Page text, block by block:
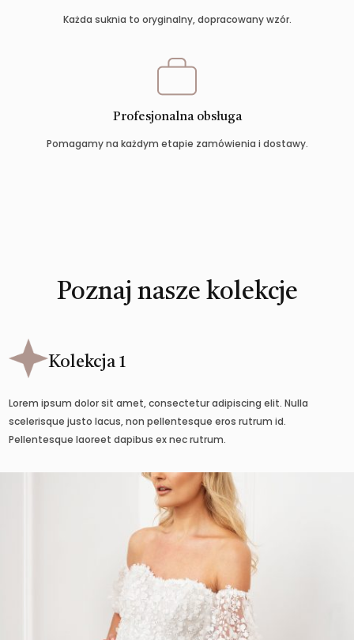
Każda suknia to oryginalny, dopracowany wzór.
Profesjonalna obsługa
Pomagamy na każdym etapie zamówienia i dostawy.
Poznaj nasze kolekcje
Kolekcja 1
Lorem ipsum dolor sit amet, consectetur adipiscing elit. Nulla
scelerisque justo lacus, non pellentesque eros rutrum id.
Pellentesque laoreet dapibus ex nec rutrum.